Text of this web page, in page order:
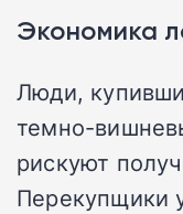
Экономика
Люди,
темно-
рискуют
Перекупщики